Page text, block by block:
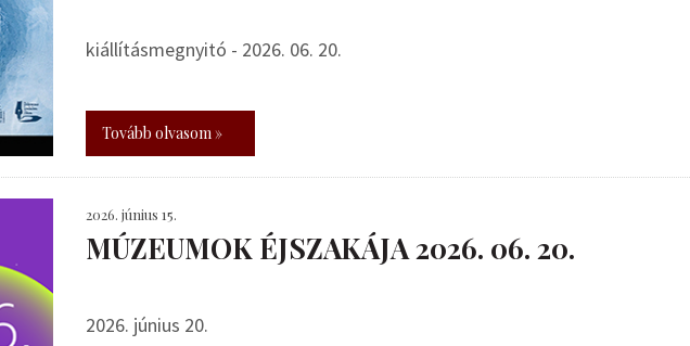
kiállításmegnyitó - 2026. 06. 20.
Tovább olvasom »
2026. június 15.
MÚZEUMOK ÉJSZAKÁJA 2026. 06. 20.
2026. június 20.